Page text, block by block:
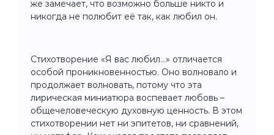
же замечает, что возможно больше никто и
никогда не полюбит её так, как любил он.
Стихотворение «Я вас любил...» отличается
особой проникновенностью. Оно волновало и
продолжает волновать, потому что эта
лирическая миниатюра воспевает любовь –
общечеловеческую духовную ценность. В этом
стихотворении нет ни эпитетов, ни сравнений,